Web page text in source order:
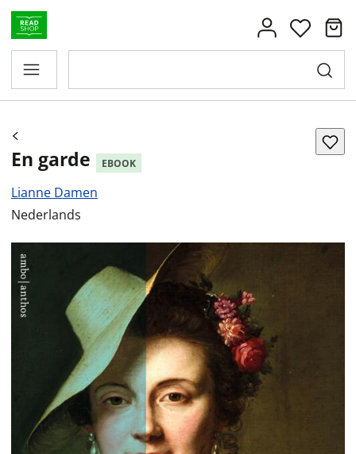
En garde EBOOK
Lianne Damen
Nederlands